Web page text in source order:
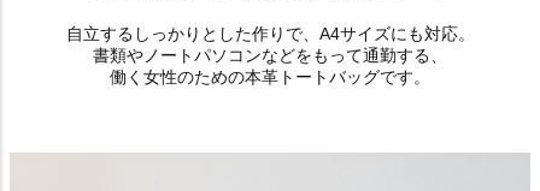
自立するしっかりとした作りで、A4サイズにも対応。
書類やノートパソコンなどをもって通勤する、
働く女性のための本革トートバッグです。